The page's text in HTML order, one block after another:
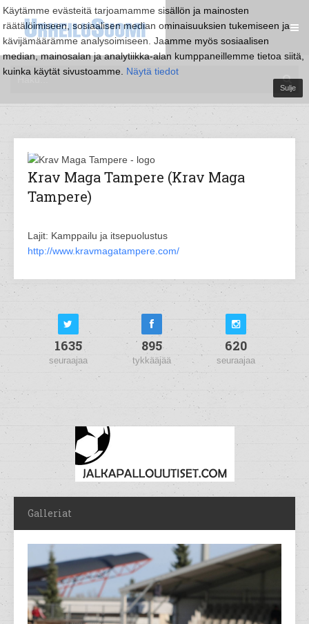
Käytämme evästeitä tarjoamamme sisällön ja mainosten
räätälöimiseen, sosiaalisen median ominaisuuksien tukemiseen ja
kävijämäärämme analysoimiseen. Jaamme myös sosiaalisen
median, mainosalan ja analytiikka-alan kumppaneillemme tietoa siitä,
kuinka käytät sivustoamme. Näytä tiedot
Sulje
Krav Maga Tampere (Krav Maga
Tampere)
Lajit: Kamppailu ja itsepuolustus
http://www.kravmagatampere.com/
1635
seuraajaa
895
tykkääjää
620
seuraajaa
Galleriat